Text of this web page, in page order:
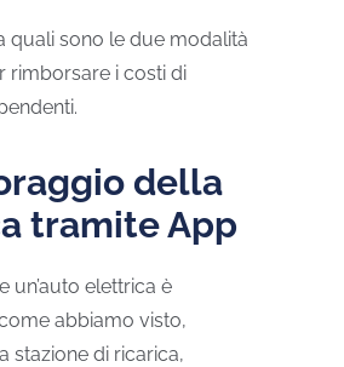
quali sono le due modalità
rimborsare i costi di
della
tramite App
un’auto elettrica è
abbiamo visto,
stazione di ricarica,